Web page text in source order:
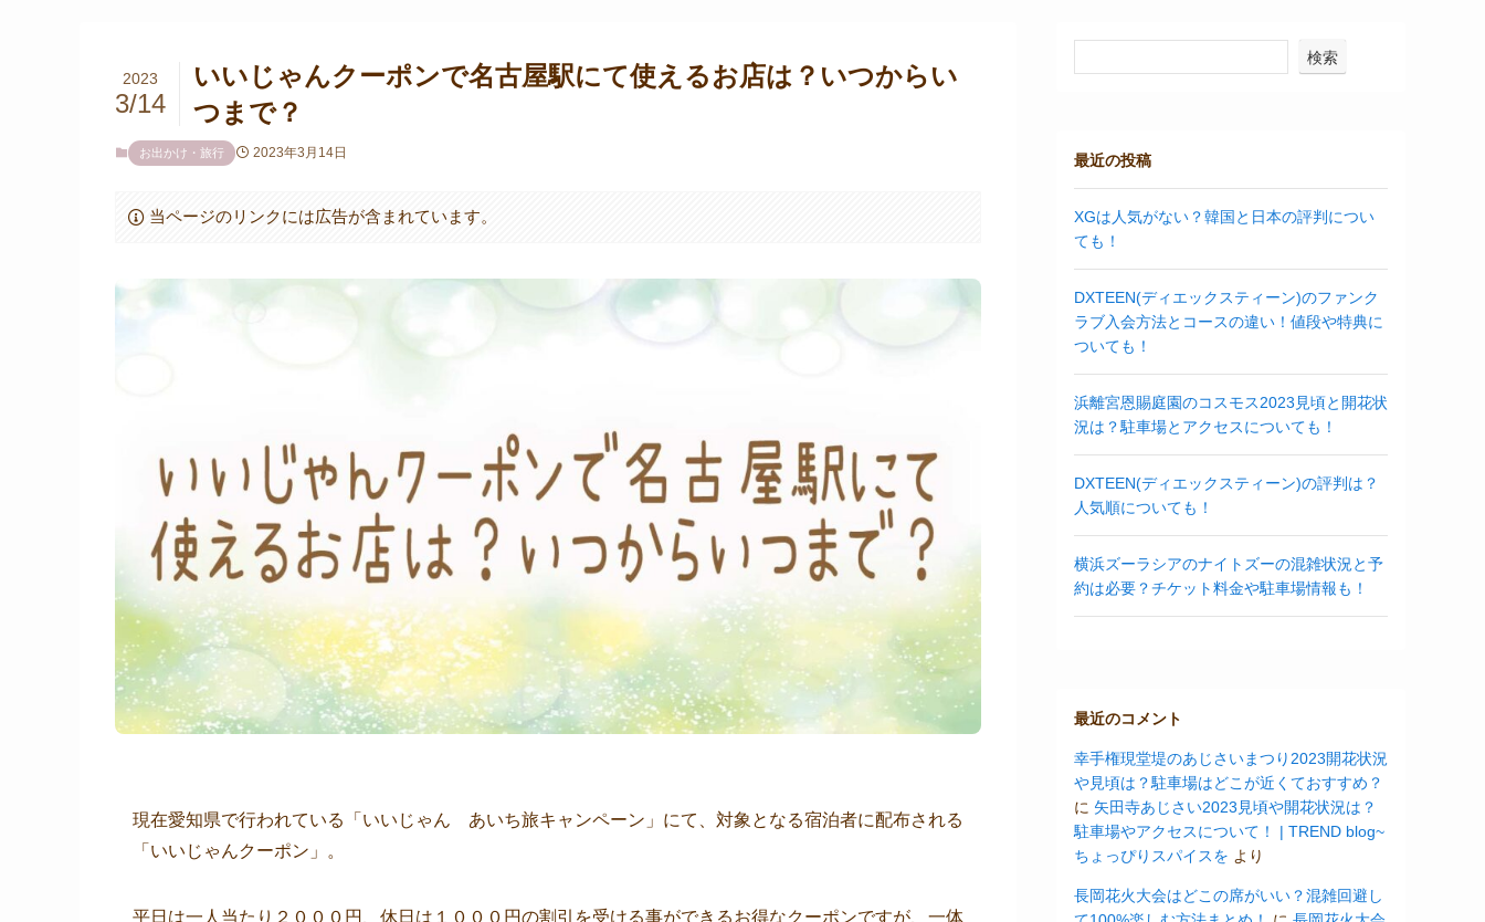
いいじゃんクーポンで名古屋駅にて使えるお店は？いつからい
つまで？
2023
3/14
お出かけ・旅行 2023年3月14日
当ページのリンクには広告が含まれています。
現在愛知県で行われている「いいじゃん あいち旅キャンペーン」にて、対象となる宿泊者に配布される
「いいじゃんクーポン」。
平日は一人当たり２０００円、休日は１０００円の割引を受ける事ができるお得なクーポンですが、一体
検索
最近の投稿
XGは人気がない？韓国と日本の評判につい
ても！
DXTEEN(ディエックスティーン)のファンク
ラブ入会方法とコースの違い！値段や特典に
ついても！
浜離宮恩賜庭園のコスモス2023見頃と開花状
況は？駐車場とアクセスについても！
DXTEEN(ディエックスティーン)の評判は？
人気順についても！
横浜ズーラシアのナイトズーの混雑状況と予
約は必要？チケット料金や駐車場情報も！
最近のコメント
幸手権現堂堤のあじさいまつり2023開花状況
や見頃は？駐車場はどこが近くておすすめ？
に 矢田寺あじさい2023見頃や開花状況は？
駐車場やアクセスについて！ | TREND blog~
ちょっぴりスパイスを より
長岡花火大会はどこの席がいい？混雑回避し